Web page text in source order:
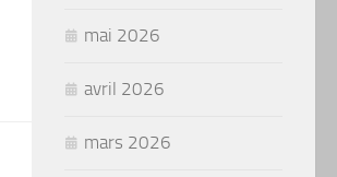
mai 2026
avril 2026
mars 2026